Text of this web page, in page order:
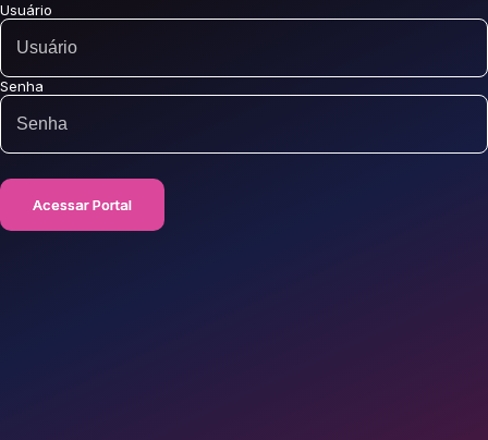
Usuário
Senha
Acessar Portal